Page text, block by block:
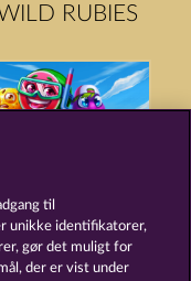
RUBIES
til
unikke identifikatorer,
gør det muligt for
der er vist under